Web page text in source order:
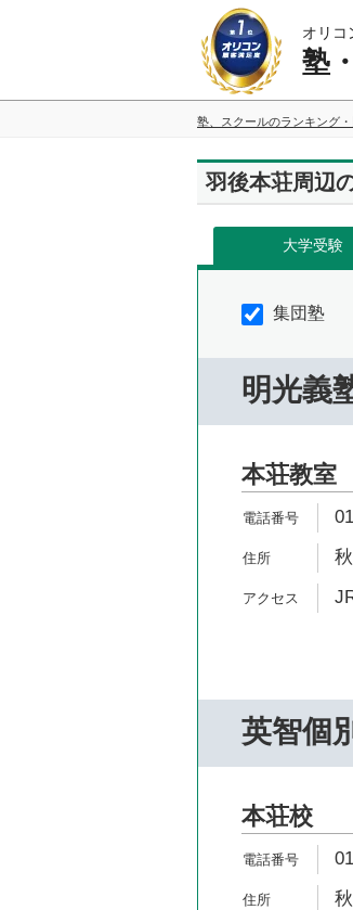
オリコ
塾
塾、スクールのランキング
羽後本荘周辺
大学受験
集団塾
明光義
本荘教室
英智個
本荘校